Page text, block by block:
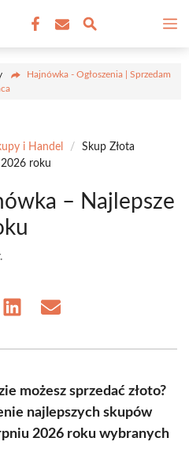
Hajnówka - Ogłoszenia | Sprzedam
i Handel /
Skup Złota
roku
– Najlepsze
Share Share
możesz sprzedać złoto?
najlepszych skupów
2026 roku wybranych